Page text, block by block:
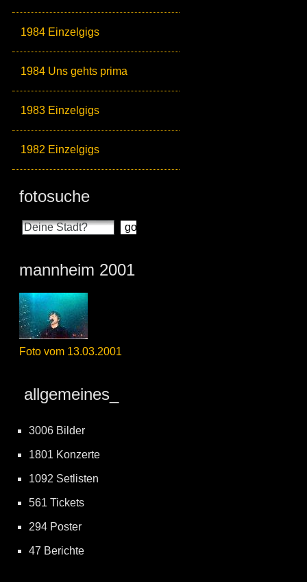
1984 Einzelgigs
1984 Uns gehts prima
1983 Einzelgigs
1982 Einzelgigs
fotosuche
mannheim 2001
Foto vom 13.03.2001
allgemeines_
3006 Bilder
1801 Konzerte
1092 Setlisten
561 Tickets
294 Poster
47 Berichte